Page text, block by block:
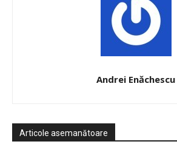
Andrei Enăchescu
Articole asemanătoare